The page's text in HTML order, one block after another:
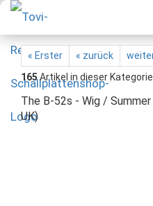
« Erster « zurück
165Artikel in dieser Kategorie
The B-52s - Wig /
UK)